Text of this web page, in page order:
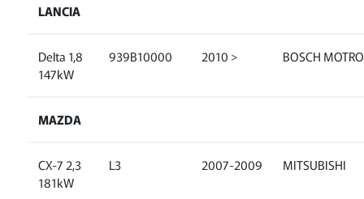
LANCIA
Delta 1,8
147kW
939B10000 2010 > BOSCH
MAZDA
CX-7 2,3
181kW
L3 2007-2009 MITSUBISHI